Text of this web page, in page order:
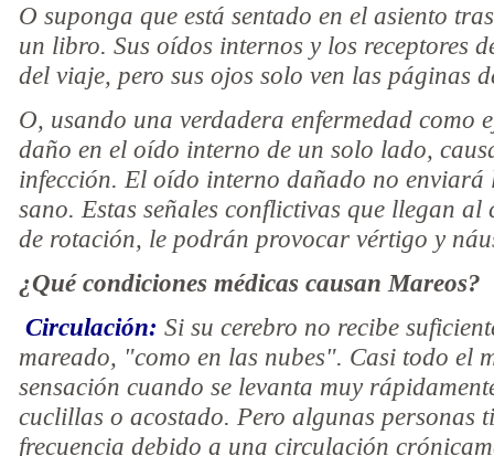
O suponga que está sentado en el asiento
un libro. Sus oídos internos y los receptores
del viaje, pero sus ojos solo ven las páginas
O, usando una verdadera enfermedad como
daño en el oído interno de un solo lado,
infección. El oído interno dañado no enviará
sano. Estas señales conflictivas que llegan al
de rotación, le podrán provocar vértigo y
¿Qué condiciones médicas causan Mareos?
Circulación: Si su cerebro no recibe
mareado, "como en las nubes". Casi todo el
sensación cuando se levanta muy
cuclillas o acostado. Pero algunas personas
frecuencia debido a una circulación